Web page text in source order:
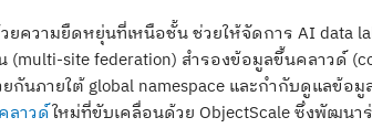
ความยืดหยุ่นที่เหนือชั้น ช่วยให้จัดการ AI data
(multi-site federation) สำรองข้อมูลขึ้นคลาวด์
กันภายใต้ global namespace และกำกับดูแลข้อ
ลาวด์ใหม่ที่ขับเคลื่อนด้วย ObjectScale ซึ่งพัฒนา